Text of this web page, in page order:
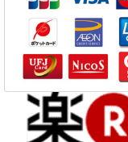
DIVE
FC FiVE
GMF
LO-LITE